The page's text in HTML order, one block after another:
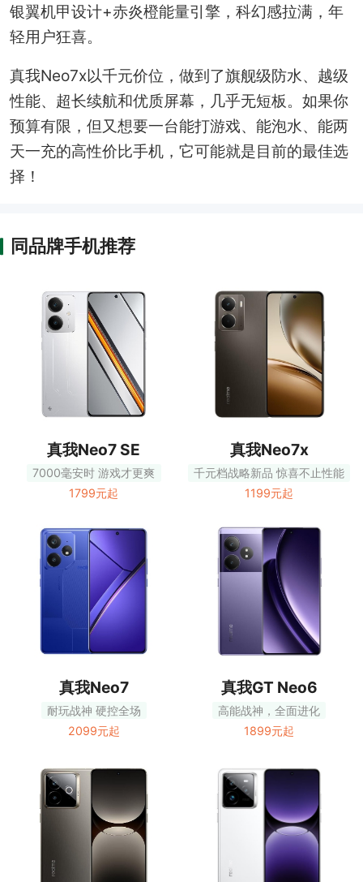
银翼机甲设计+赤炎橙能量引擎，科幻感拉满，年
轻用户狂喜。
真我Neo7x以千元价位，做到了旗舰级防水、越级
性能、超长续航和优质屏幕，几乎无短板。如果你
预算有限，但又想要一台能打游戏、能泡水、能两
天一充的高性价比手机，它可能就是目前的最佳选
择！
同品牌手机推荐
真我Neo7 SE
7000毫安时 游戏才更爽
1799元起
真我Neo7x
千元档战略新品 惊喜不止性能
1199元起
真我Neo7
耐玩战神 硬控全场
2099元起
真我GT Neo6
高能战神，全面进化
1899元起